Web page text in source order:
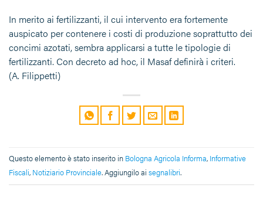
In merito ai fertilizzanti, il cui intervento era fortemente
auspicato per contenere i costi di produzione soprattutto dei
concimi azotati, sembra applicarsi a tutte le tipologie di
fertilizzanti. Con decreto ad hoc, il Masaf definirà i criteri.
(A. Filippetti)
Questo elemento è stato inserito in Bologna Agricola Informa, Informative
Fiscali, Notiziario Provinciale. Aggiungilo ai segnalibri.